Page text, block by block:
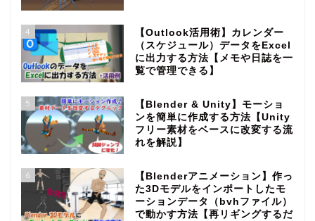
4
【Outlook活用術】カレンダー
（スケジュール）データをExcel
に出力する方法【メモや日誌を一
覧で管理できる】
5
【Blender & Unity】モーショ
ンを簡単に作成する方法【Unity
フリー素材をベースに改変する流
れを解説】
6
【Blenderアニメーション】作っ
た3Dモデルをインポートしたモ
ーションデータ（bvhファイル）
で動かす方法【再リギングするだ